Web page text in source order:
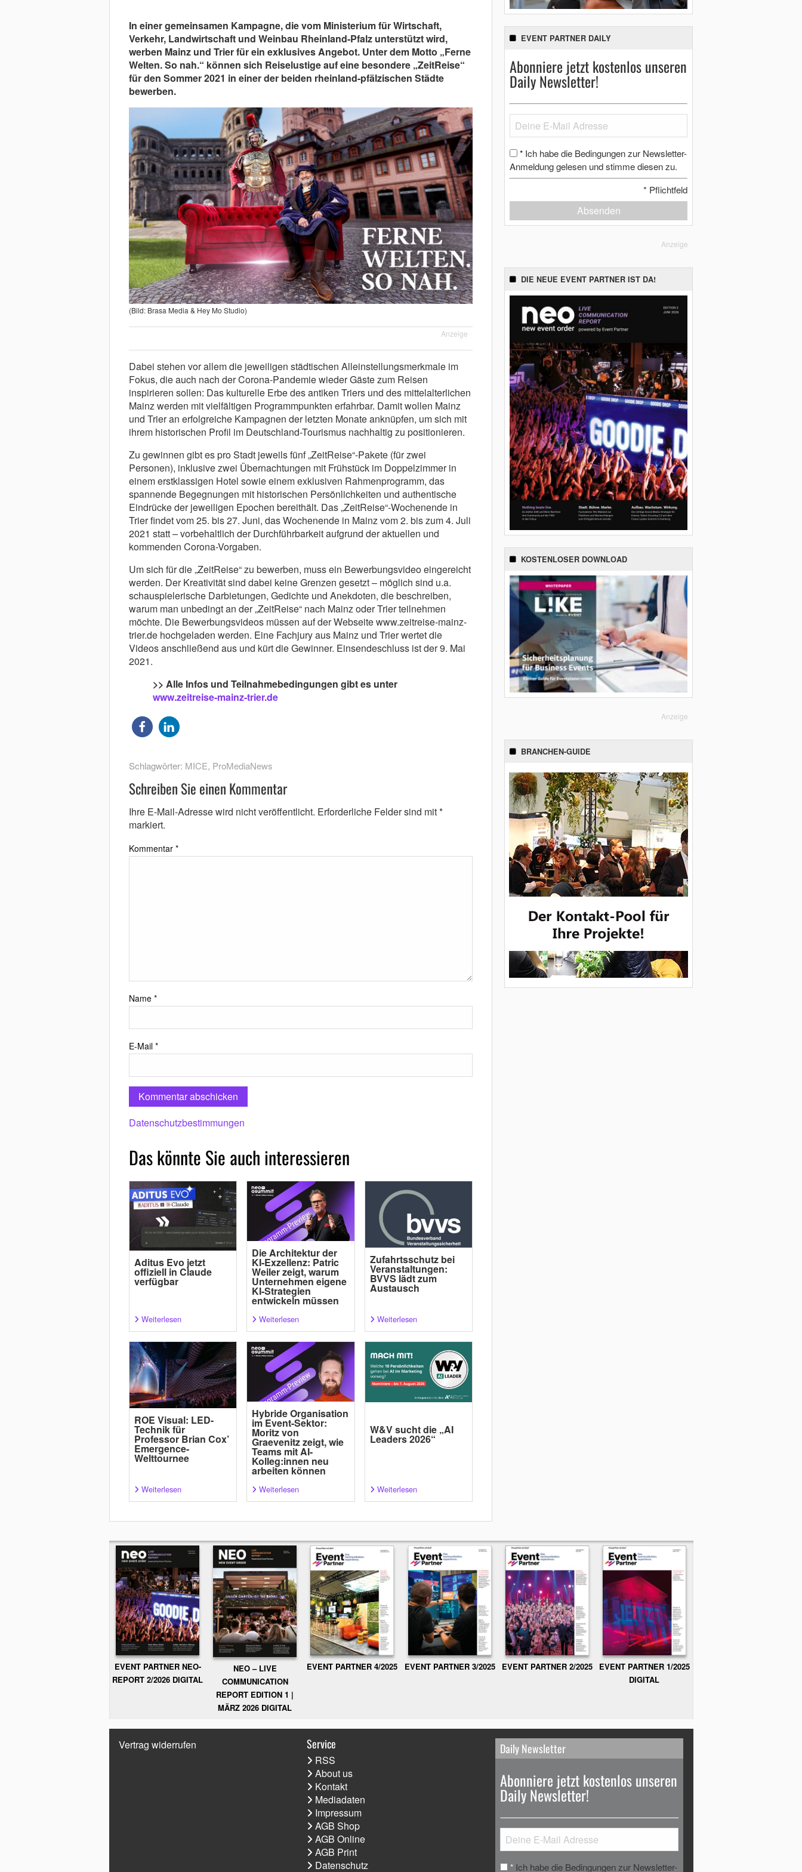
In einer gemeinsamen Kampagne, die vom Ministerium für Wirtschaft,
Verkehr, Landwirtschaft und Weinbau Rheinland-Pfalz unterstützt wird,
werben Mainz und Trier für ein exklusives Angebot. Unter dem Motto „Ferne
Welten. So nah.“ können sich Reiselustige auf eine besondere „ZeitReise“
für den Sommer 2021 in einer der beiden rheinland-pfälzischen Städte
bewerben.
(Bild: Brasa Media & Hey Mo Studio)
Anzeige
Dabei stehen vor allem die jeweiligen städtischen Alleinstellungsmerkmale im
Fokus, die auch nach der Corona-Pandemie wieder Gäste zum Reisen
inspirieren sollen: Das kulturelle Erbe des antiken Triers und des mittelalterlichen
Mainz werden mit vielfältigen Programmpunkten erfahrbar. Damit wollen Mainz
und Trier an erfolgreiche Kampagnen der letzten Monate anknüpfen, um sich mit
ihrem historischen Profil im Deutschland-Tourismus nachhaltig zu positionieren.
Zu gewinnen gibt es pro Stadt jeweils fünf „ZeitReise“-Pakete (für zwei
Personen), inklusive zwei Übernachtungen mit Frühstück im Doppelzimmer in
einem erstklassigen Hotel sowie einem exklusiven Rahmenprogramm, das
spannende Begegnungen mit historischen Persönlichkeiten und authentische
Eindrücke der jeweiligen Epochen bereithält. Das „ZeitReise“-Wochenende in
Trier findet vom 25. bis 27. Juni, das Wochenende in Mainz vom 2. bis zum 4. Juli
2021 statt – vorbehaltlich der Durchführbarkeit aufgrund der aktuellen und
kommenden Corona-Vorgaben.
Um sich für die „ZeitReise“ zu bewerben, muss ein Bewerbungsvideo eingereicht
werden. Der Kreativität sind dabei keine Grenzen gesetzt – möglich sind u.a.
schauspielerische Darbietungen, Gedichte und Anekdoten, die beschreiben,
warum man unbedingt an der „ZeitReise“ nach Mainz oder Trier teilnehmen
möchte. Die Bewerbungsvideos müssen auf der Webseite www.zeitreise-mainz-
trier.de hochgeladen werden. Eine Fachjury aus Mainz und Trier wertet die
Videos anschließend aus und kürt die Gewinner. Einsendeschluss ist der 9. Mai
2021.
>> Alle Infos und Teilnahmebedingungen gibt es unter
www.zeitreise-mainz-trier.de
Schlagwörter: MICE, ProMediaNews
Schreiben Sie einen Kommentar
Ihre E-Mail-Adresse wird nicht veröffentlicht. Erforderliche Felder sind mit*
markiert.
Kommentar *
Name *
E-Mail *
Datenschutzbestimmungen
Das könnte Sie auch interessieren
Aditus Evo jetzt
offiziell in Claude
verfügbar
Weiterlesen
Die Architektur der
KI-Exzellenz: Patric
Weiler zeigt, warum
Unternehmen eigene
KI-Strategien
entwickeln müssen
Weiterlesen
Zufahrtsschutz bei
Veranstaltungen:
BVVS lädt zum
Austausch
Weiterlesen
ROE Visual: LED-
Technik für
Professor Brian Cox’
Emergence-
Welttournee
Weiterlesen
Hybride Organisation
im Event-Sektor:
Moritz von
Graevenitz zeigt, wie
Teams mit AI-
Kolleg:innen neu
arbeiten können
Weiterlesen
W&V sucht die „AI
Leaders 2026“
Weiterlesen
EVENT PARTNER DAILY
Abonniere jetzt kostenlos unseren
Daily Newsletter!
* Ich habe die Bedingungen zur Newsletter-
Anmeldung gelesen und stimme diesen zu.
* Pflichtfeld
Absenden
Anzeige
DIE NEUE EVENT PARTNER IST DA!
KOSTENLOSER DOWNLOAD
Anzeige
BRANCHEN-GUIDE
EVENT PARTNER NEO-
REPORT 2/2026 DIGITAL
NEO – LIVE
COMMUNICATION
REPORT EDITION 1 |
MÄRZ 2026 DIGITAL
EVENT PARTNER 4/2025 EVENT PARTNER 3/2025 EVENT PARTNER 2/2025
EVENT PARTNER 1/2025
DIGITAL
Vertrag widerrufen Service
RSS
About us
Kontakt
Mediadaten
Impressum
AGB Shop
AGB Online
AGB Print
Datenschutz
Daily Newsletter
Abonniere jetzt kostenlos unseren
Daily Newsletter!
* Ich habe die Bedingungen zur Newsletter-